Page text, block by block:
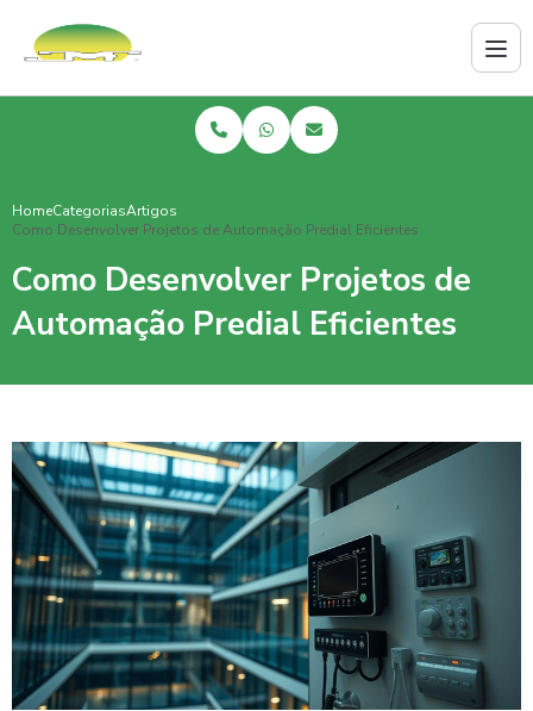
HomeCategoriasArtigos
Como Desenvolver Projetos de Automação Predial Eficientes
Como Desenvolver Projetos de
Automação Predial Eficientes